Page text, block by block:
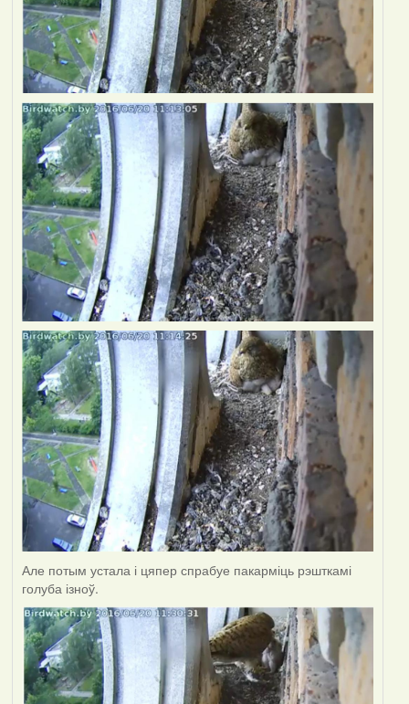
Але потым устала і цяпер спрабуе пакарміць рэшткамі
голуба ізноў.